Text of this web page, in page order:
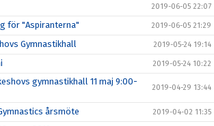
2019-06-05 22:07
för "Aspiranterna" 2019-06-05 21:29
Gymnastikhall 2019-05-24 19:14
2019-05-24 10:22
gymnastikhall 11 maj 9:00-
2019-04-29 13:44
årsmöte 2019-04-02 11:35